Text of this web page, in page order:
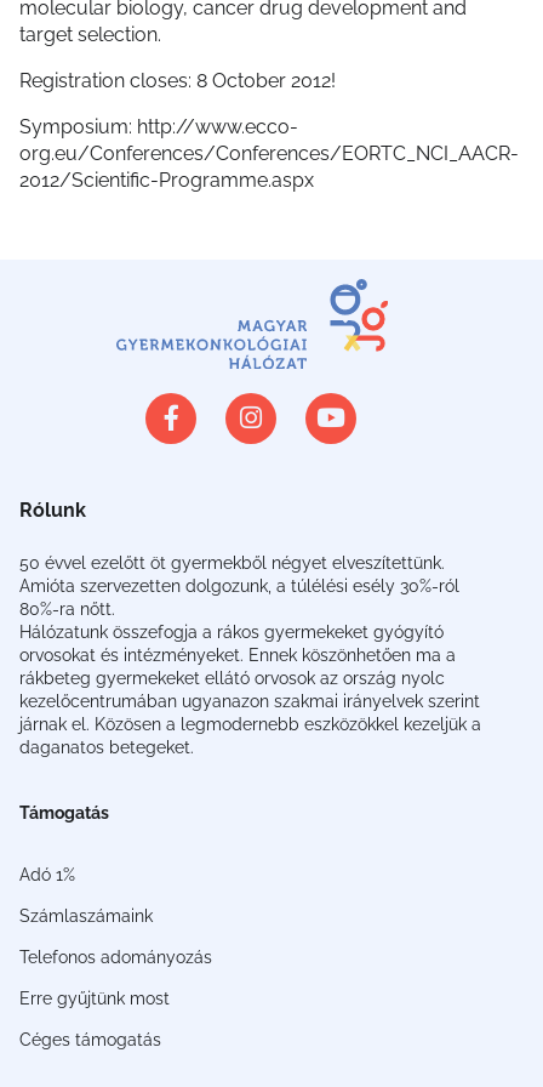
molecular biology, cancer drug development and
target selection.
Registration closes: 8 October 2012!
Symposium: http://www.ecco-
org.eu/Conferences/Conferences/EORTC_NCI_AACR-
2012/Scientific-Programme.aspx
Rólunk
50 évvel ezelőtt öt gyermekből négyet elveszítettünk.
Amióta szervezetten dolgozunk, a túlélési esély 30%-ról
80%-ra nőtt.
Hálózatunk összefogja a rákos gyermekeket gyógyító
orvosokat és intézményeket. Ennek köszönhetően ma a
rákbeteg gyermekeket ellátó orvosok az ország nyolc
kezelőcentrumában ugyanazon szakmai irányelvek szerint
járnak el. Közösen a legmodernebb eszközökkel kezeljük a
daganatos betegeket.
Támogatás
Adó 1%
Számlaszámaink
Telefonos adományozás
Erre gyűjtünk most
Céges támogatás